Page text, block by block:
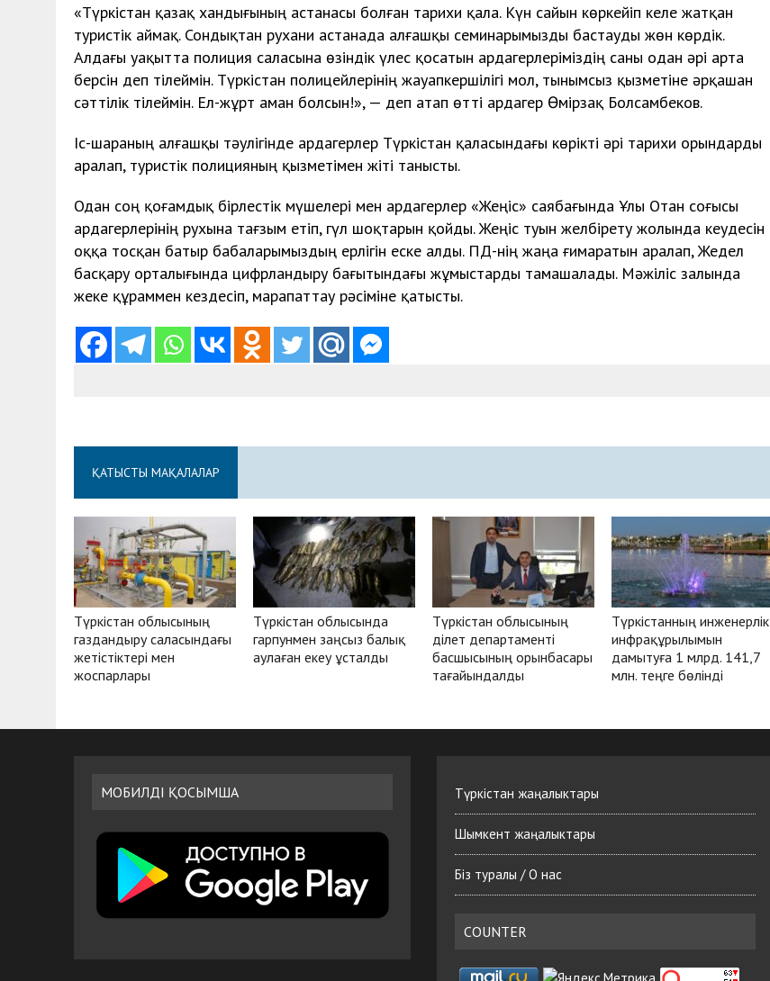
«Түркістан қазақ хандығының астанасы болған тарихи қала. Күн сайын көркейіп келе жатқан
туристік аймақ. Сондықтан рухани астанада алғашқы семинарымызды бастауды жөн көрдік.
Алдағы уақытта полиция саласына өзіндік үлес қосатын ардагерлеріміздің саны одан әрі арта
берсін деп тілеймін. Түркістан полицейлерінің жауапкершілігі мол, тынымсыз қызметіне әрқашан
сәттілік тілеймін. Ел-жұрт аман болсын!», — деп атап өтті ардагер Өмірзақ Болсамбеков.
Іс-шараның алғашқы тәулігінде ардагерлер Түркістан қаласындағы көрікті әрі тарихи орындарды
аралап, туристік полицияның қызметімен жіті танысты.
Одан соң қоғамдық бірлестік мүшелері мен ардагерлер «Жеңіс» саябағында Ұлы Отан соғысы
ардагерлерінің рухына тағзым етіп, гүл шоқтарын қойды. Жеңіс туын желбірету жолында кеудесін
оққа тосқан батыр бабаларымыздың ерлігін еске алды. ПД-нің жаңа ғимаратын аралап, Жедел
басқару орталығында цифрландыру бағытындағы жұмыстарды тамашалады. Мәжіліс залында
жеке құраммен кездесіп, марапаттау рәсіміне қатысты.
ҚАТЫСТЫ МАҚАЛАЛАР
Түркістан облысының
газдандыру саласындағы
жетістіктері мен
жоспарлары
Түркістан облысында
гарпунмен заңсыз балық
аулаған екеу ұсталды
Түркістан облысының
Әділет департаменті
басшысының орынбасары
тағайындалды
Түркістанның инженерлік
инфрақұрылымын
дамытуға 1 млрд. 141,7
млн. теңге бөлінді
МОБИЛДІ ҚОСЫМША Түркістан жаңалыктары
Шымкент жаңалыктары
Біз туралы / О нас
COUNTER